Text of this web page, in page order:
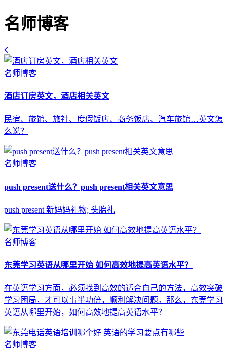
名师博客
名师博客
酒店订房英文，酒店相关英文
民宿、旅馆、旅社、度假饭店、商务饭店、汽车旅馆…英文怎
么说？
名师博客
push present送什么？push present相关英文意思
push present 新妈妈礼物; 头胎礼
名师博客
东莞学习英语从哪里开始 如何高效地提高英语水平？
在英语学习方面，必须找到高效的适合自己的方法，高效突破
学习困局，才可以事半功倍，顺利解决问题。那么，东莞学习
英语从哪里开始，如何高效地提高英语水平？
名师博客